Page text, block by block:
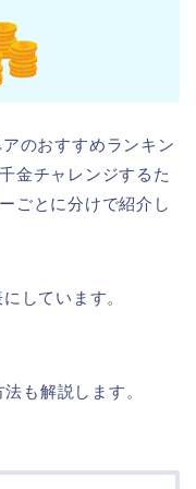
のおすすめランキン
金チャレンジするた
ごとに分けで紹介し
しています。
も解説します。